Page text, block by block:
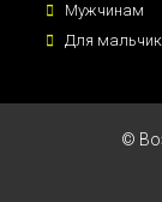
Мужчинам
Для
©